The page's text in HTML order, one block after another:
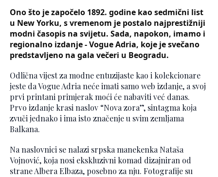
Ono što je započelo 1892. godine kao sedmični list
u New Yorku, s vremenom je postalo najprestižniji
modni časopis na svijetu. Sada, napokon, imamo i
regionalno izdanje - Vogue Adria, koje je svečano
predstavljeno na gala večeri u Beogradu.
Odlična vijest za modne entuzijaste kao i kolekcionare
jeste da Vogue Adria neće imati samo web izdanje, a svoj
prvi printani primjerak moći će nabaviti već danas.
Prvo izdanje krasi naslov “Nova zora”, sintagma koja
zvuči jednako i ima isto značenje u svim zemljama
Balkana.
Na naslovnici se nalazi srpska manekenka Nataša
Vojnović, koja nosi ekskluzivni komad dizajniran od
strane Albera Elbaza, posebno za nju. Fotografije su